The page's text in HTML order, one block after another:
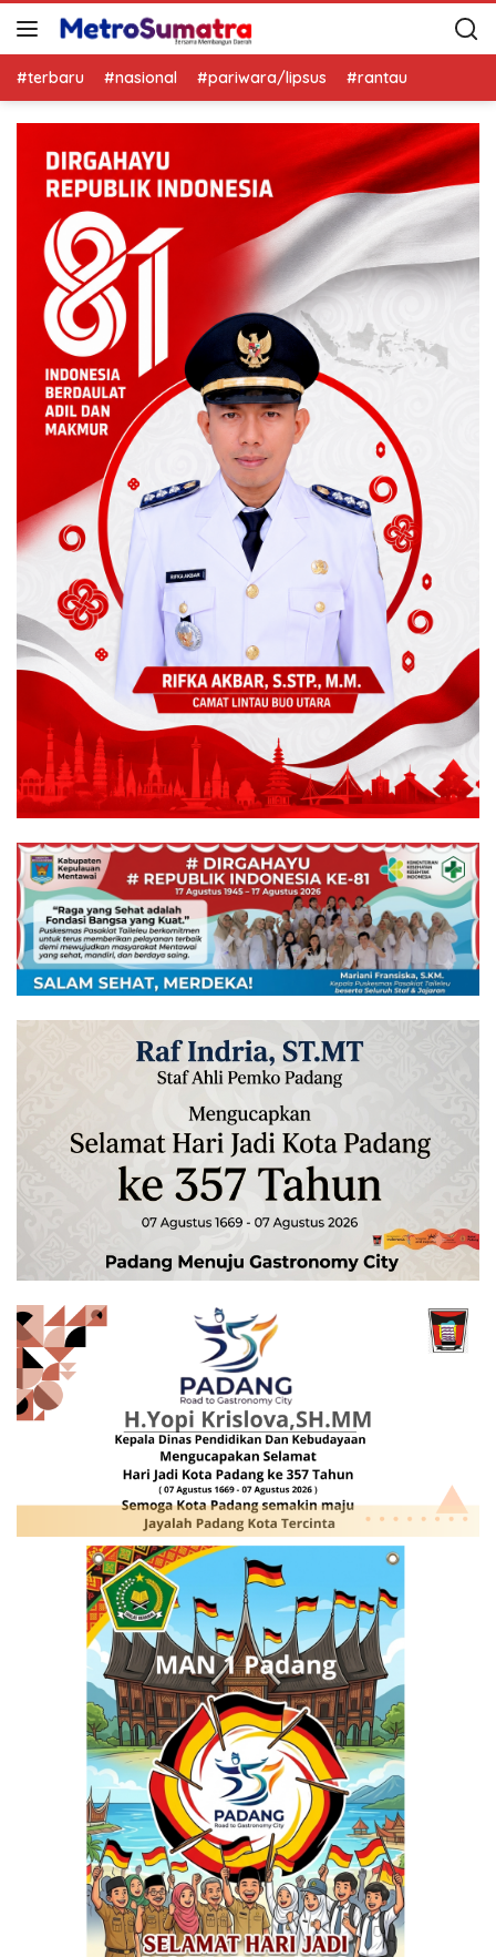
#terbaru #nasional #pariwara/lipsus #rantau